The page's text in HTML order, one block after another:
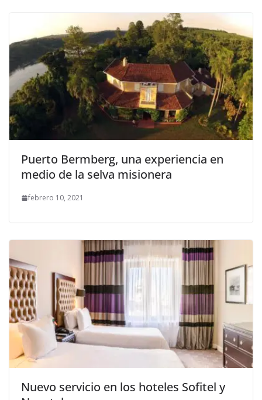
Puerto Bermberg, una experiencia en
medio de la selva misionera
febrero 10, 2021
Nuevo servicio en los hoteles Sofitel y